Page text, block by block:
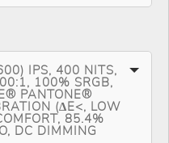
IPS, 400 NITS,
100% SRGB,
PANTONE®
(∆E<, LOW
85.4%
DC DIMMING